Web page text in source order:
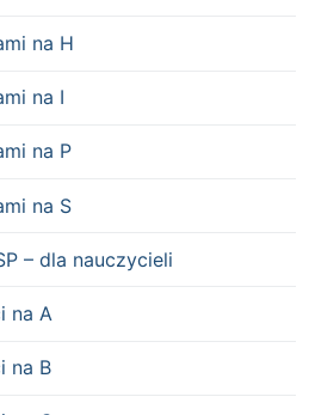
na H
na I
na P
na S
– dla nauczycieli
na A
na B